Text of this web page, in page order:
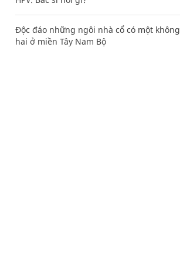
Độc đáo những ngôi nhà cổ có một không
hai ở miền Tây Nam Bộ